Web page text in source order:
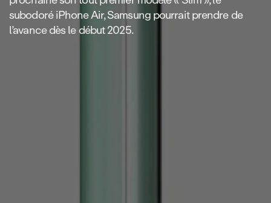
subodoré iPhone Air, Samsung pourrait prendre de
l’avance dès le début 2025.